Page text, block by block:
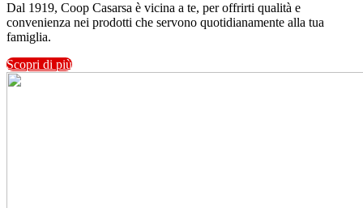
Dal 1919, Coop Casarsa è vicina a te, per offrirti qualità e
convenienza nei prodotti che servono quotidianamente alla tua
famiglia.
Scopri di più